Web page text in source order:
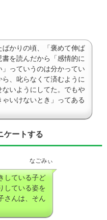
ばかりの頃、「褒めて伸ば
を読んだから「感情的に
」っていうのは分かってい
、叱らなくて済むように
ないようにしてた。でもや
ゃいけないとき」ってある
ケートする
なごみぃ
している子ど
している姿を
さんは、そん